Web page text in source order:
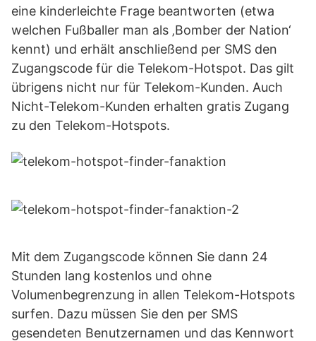
eine kinderleichte Frage beantworten (etwa
welchen Fußballer man als ‚Bomber der Nation‘
kennt) und erhält anschließend per SMS den
Zugangscode für die Telekom-Hotspot. Das gilt
übrigens nicht nur für Telekom-Kunden. Auch
Nicht-Telekom-Kunden erhalten gratis Zugang
zu den Telekom-Hotspots.
Mit dem Zugangscode können Sie dann 24
Stunden lang kostenlos und ohne
Volumenbegrenzung in allen Telekom-Hotspots
surfen. Dazu müssen Sie den per SMS
gesendeten Benutzernamen und das Kennwort